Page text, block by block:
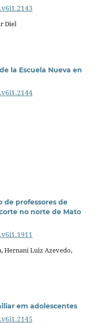
Diel
la Escuela Nueva en
de professores de
no norte de Mato
Hernani Luiz Azevedo,
em adolescentes